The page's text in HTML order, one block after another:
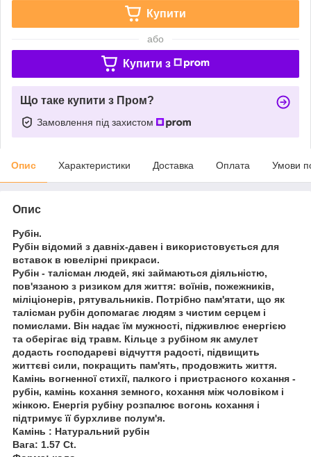
Купити
або
Купити з
Що таке купити з Пром?
Замовлення під захистом
Опис Характеристики Доставка Оплата Умови
Опис
Рубін.
Рубін відомий з давніх-давен і використовується для
вставок в ювелірні прикраси.
Рубін - талісман людей, які займаються діяльністю,
пов'язаною з ризиком для життя: воїнів, пожежників,
міліціонерів, рятувальників. Потрібно пам'ятати, що як
талісман рубін допомагає людям з чистим серцем і
помислами. Він надає їм мужності, підживлює енергією
та оберігає від травм. Кільце з рубіном як амулет
додасть господареві відчуття радості, підвищить
життєві сили, покращить пам'ять, продовжить життя.
Камінь вогненної стихії, палкого і пристрасного кохання -
рубін, камінь кохання земного, кохання між чоловіком і
жінкою. Енергія рубіну розпалює вогонь кохання і
підтримує її бурхливе полум'я.
Камінь : Натуральний рубін
Вага: 1.57 Ct.